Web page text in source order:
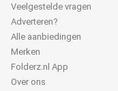
Veelgestelde vragen
Adverteren?
Alle aanbiedingen
Merken
Folderz.nl App
Over ons